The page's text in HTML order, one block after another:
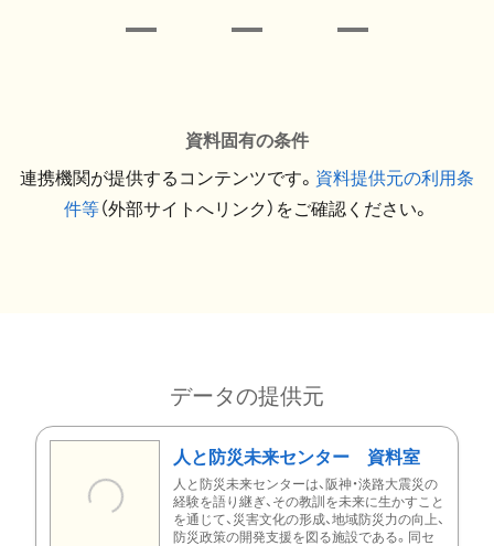
資料固有の条件
連携機関が提供するコンテンツです。 資料提供元の利用条
件等（外部サイトへリンク）をご確認ください。
データの提供元
人と防災未来センター 資料室
人と防災未来センターは、阪神・淡路大震災の
経験を語り継ぎ、その教訓を未来に生かすこと
を通じて、災害文化の形成、地域防災力の向上、
防災政策の開発支援を図る施設である。同セ